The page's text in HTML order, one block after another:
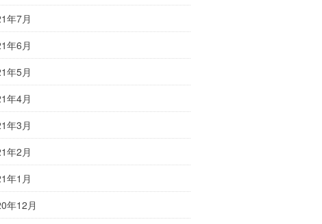
年7月
年6月
年5月
年4月
年3月
年2月
年1月
年12月